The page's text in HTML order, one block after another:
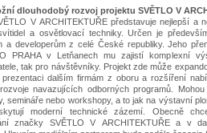
dlouhodobý rozvoj projektu SVĚTLO V
V ARCHITEKTUŘE představuje nejlepší a
a osvětlovací techniky. Určen je
a developerům z celé České republiky. Jeho
PRAHA v Letňanech mu zajistí komplexní
tak pro návštěvníky. Projekt zde může
dalším firmám z oboru a rozšíření
navazujících odborných programů.
semináře nebo workshopy, a to jak na výstavní
moderní technické zázemí. Obecně
značky SVĚTLO V ARCHITEKTUŘE a v